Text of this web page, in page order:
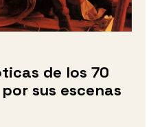
de los 70
sus escenas